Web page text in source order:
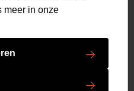
meer in onze